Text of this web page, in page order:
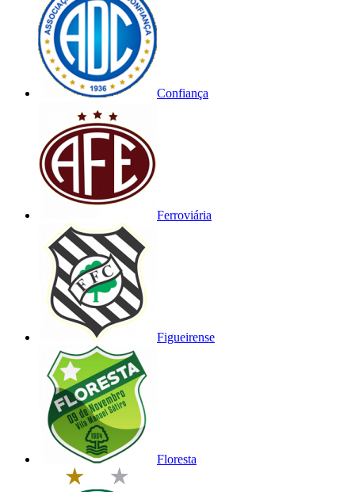
Confiança
Ferroviária
Figueirense
Floresta